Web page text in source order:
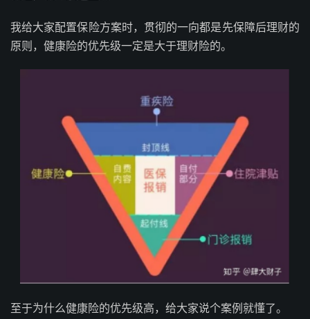
我给大家配置保险方案时，贯彻的一向都是先保障后理财的
原则，健康险的优先级一定是大于理财险的。
至于为什么健康险的优先级高，给大家说个案例就懂了。